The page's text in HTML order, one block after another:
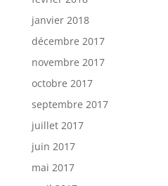
janvier 2018
décembre 2017
novembre 2017
octobre 2017
septembre 2017
juillet 2017
juin 2017
mai 2017